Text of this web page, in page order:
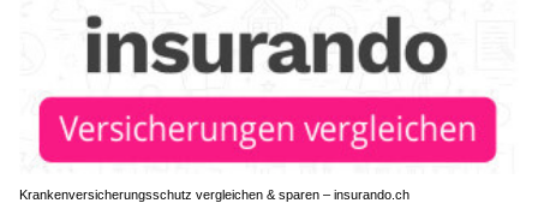
Krankenversicherungsschutz vergleichen & sparen – insurando.ch